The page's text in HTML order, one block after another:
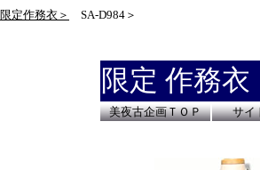
限定作務衣＞ SA-D984＞
限定 作務衣
美夜古企画ＴＯＰ サイ